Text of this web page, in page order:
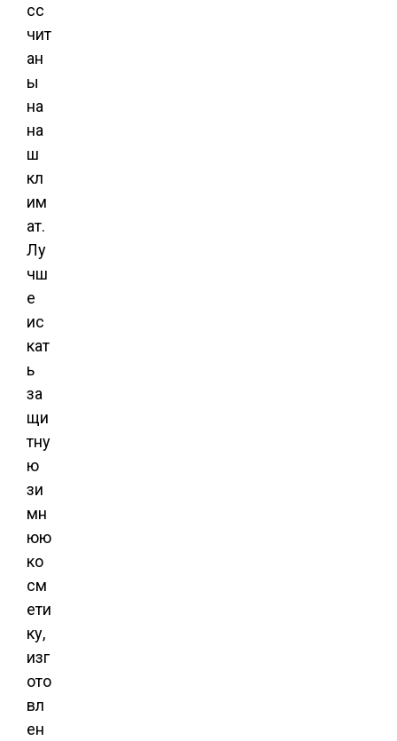
сс
чит
ан
ы
на
на
ш
кл
им
ат.
Лу
чш
е
ис
кат
ь
за
щи
тну
ю
зи
мн
юю
ко
см
ети
ку,
изг
ото
вл
ен